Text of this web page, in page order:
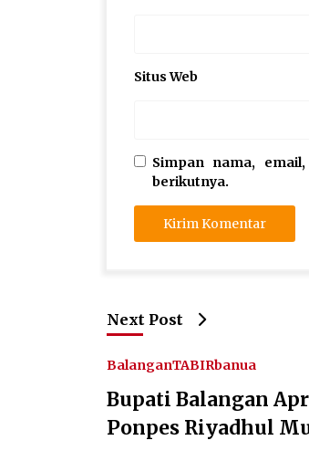
Situs Web
Simpan nama,
berikutnya.
Next Post
BalanganTABIRbanua
Bupati Balangan
Ponpes Riyadhul